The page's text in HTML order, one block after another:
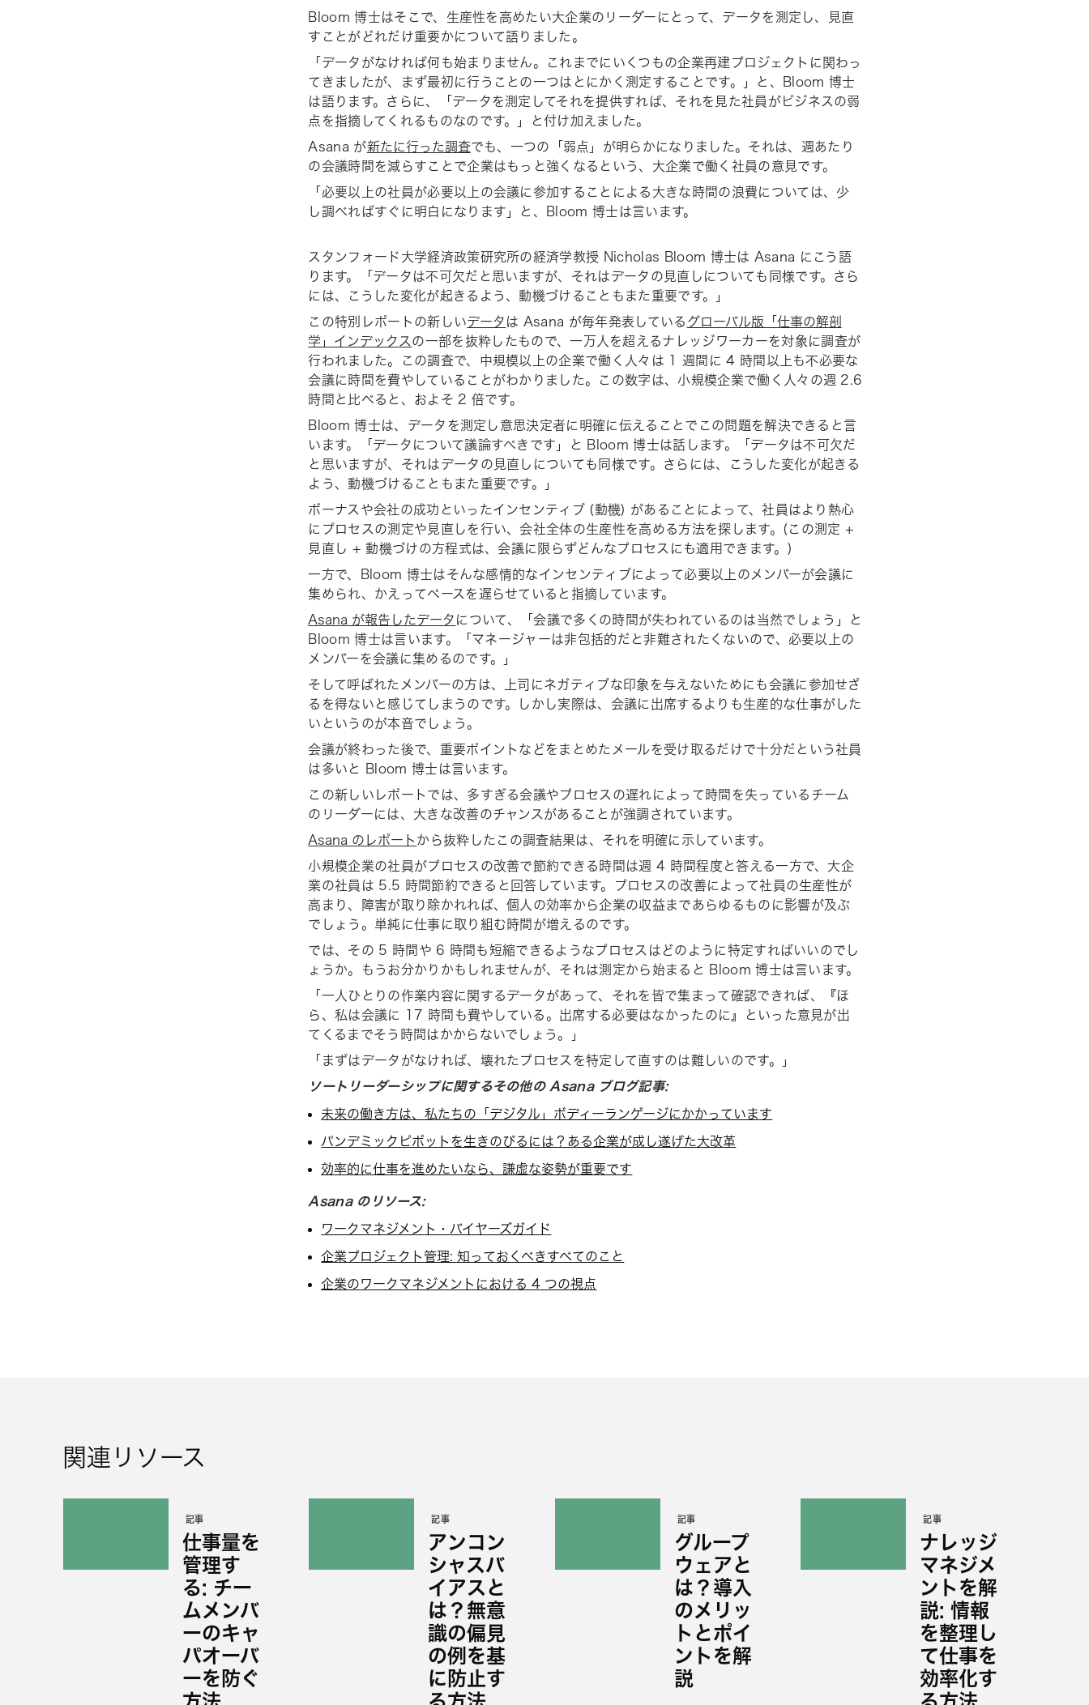
Bloom 博士はそこで、生産性を高めたい大企業のリーダーにとって、データを測定し、見直
すことがどれだけ重要かについて語りました。
「データがなければ何も始まりません。これまでにいくつもの企業再建プロジェクトに関わっ
てきましたが、まず最初に行うことの一つはとにかく 測定する ことです。」と、Bloom 博士
は語ります。さらに、「データを測定してそれを提供すれば、それを見た社員がビジネスの弱
点を指摘してくれるものなのです。」と付け加えました。
Asana が新たに行った調査でも、一つの「弱点」が明らかになりました。それは、週あたり
の会議時間を減らすことで企業はもっと強くなるという、大企業で働く社員の意見です。
「必要以上の社員が必要以上の会議に参加することによる大きな時間の浪費については、少
し調べればすぐに明白になります」と、Bloom 博士は言います。
スタンフォード大学経済政策研究所の経済学教授 Nicholas Bloom 博士は Asana にこう語
ります。「データは不可欠だと思いますが、それはデータの見直しについても同様です。さら
には、こうした変化が起きるよう、動機づけることもまた重要です。」
この特別レポートの新しいデータ は Asana が毎年発表している グローバル版「仕事の解剖
学」インデックス の一部を抜粋したもので、一万人を超えるナレッジワーカーを対象に調査が
行われました。この調査で、中規模以上の企業で働く人々は 1 週間に 4 時間以上も不必要な
会議に時間を費やしていることがわかりました。この数字は、小規模企業で働く人々の週 2.6
時間と比べると、およそ 2 倍です。
Bloom 博士は、データを測定し意思決定者に明確に伝えることでこの問題を解決できると言
います。「データについて議論すべきです」と Bloom 博士は話します。「データは不可欠だ
と思いますが、それはデータの 見直し についても同様です。さらには、こうした変化が起きる
よう、動機づけることもまた重要です。」
ボーナスや会社の成功といったインセンティブ (動機) があることによって、社員はより熱心
にプロセスの測定や見直しを行い、会社全体の生産性を高める方法を探します。(この測定 +
見直し + 動機づけの方程式は、会議に限らずどんなプロセスにも適用できます。)
一方で、Bloom 博士はそんな感情的なインセンティブによって必要以上のメンバーが会議に
集められ、かえってペースを遅らせていると指摘しています。
Asana が報告したデータ について、「会議で多くの時間が失われているのは当然でしょう」と
Bloom 博士は言います。「マネージャーは非包括的だと非難されたくないので、必要以上の
メンバーを会議に集めるのです。」
そして呼ばれたメンバーの方は、上司にネガティブな印象を与えないためにも会議に参加せざ
るを得ないと感じてしまうのです。しかし実際は、会議に出席するよりも生産的な仕事がした
いというのが本音でしょう。
会議が終わった後で、重要ポイントなどをまとめたメールを受け取るだけで十分だという社員
は多いと Bloom 博士は言います。
この新しいレポートでは、多すぎる会議やプロセスの遅れによって時間を失っているチーム
のリーダーには、大きな改善のチャンスがあることが強調されています。
Asana のレポート から抜粋したこの調査結果は、それを明確に示しています。
小規模企業の社員がプロセスの改善で節約できる時間は週 4 時間程度と答える一方で、大企
業の社員は 5.5 時間節約できると回答しています。プロセスの改善によって社員の生産性が
高まり、障害が取り除かれれば、個人の効率から企業の収益まであらゆるものに影響が及ぶ
でしょう。単純に仕事に取り組む時間が増えるのです。
では、その 5 時間や 6 時間も短縮できるようなプロセスはどのように特定すればいいのでし
ょうか。もうお分かりかもしれませんが、それは測定から始まると Bloom 博士は言います。
「一人ひとりの作業内容に関するデータがあって、それを皆で集まって確認できれば、『ほ
ら、私は会議に 17 時間も費やしている。出席する必要はなかったのに 』といった意見が出
てくるまでそう時間はかからないでしょう。」
「まずはデータがなければ、壊れたプロセスを特定して直すのは難しいのです。」
ソートリーダーシップに関するその他の Asana ブログ記事:
未来の働き方は、私たちの「デジタル」ボディーランゲージにかかっています
パンデミックピボットを生きのびるには？ある企業が成し遂げた大改革
効率的に仕事を進めたいなら、謙虚な姿勢が重要です
Asana のリソース:
ワークマネジメント・バイヤーズガイド
企業プロジェクト管理: 知っておくべきすべてのこと
企業のワークマネジメントにおける 4 つの視点
関連リソース
記事
仕事量を
管理す
る: チー
ムメンバ
ーのキャ
パオーバ
ーを防ぐ
方法
記事
アンコン
シャスバ
イアスと
は？無意
識の偏見
の例を基
に防止す
る方法
記事
グループ
ウェアと
は？導入
のメリッ
トとポイ
ントを解
説
記事
ナレッジ
マネジメ
ントを解
説: 情報
を整理し
て仕事を
効率化す
る方法